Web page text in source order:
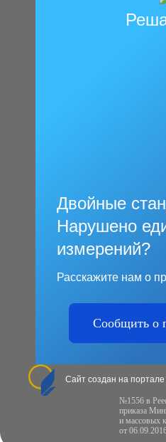
Двойные
Нарушено
измерений?
Расскажите нам о
Сообщить о
Сайт создан на
№1556 в
приказа
и массовых
от